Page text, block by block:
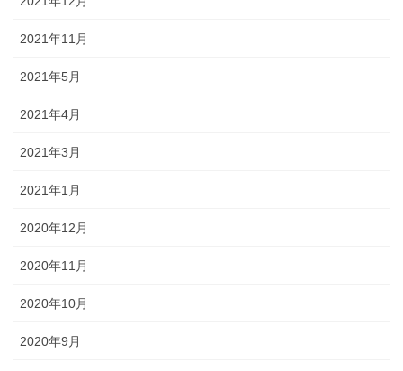
2021年11月
2021年5月
2021年4月
2021年3月
2021年1月
2020年12月
2020年11月
2020年10月
2020年9月